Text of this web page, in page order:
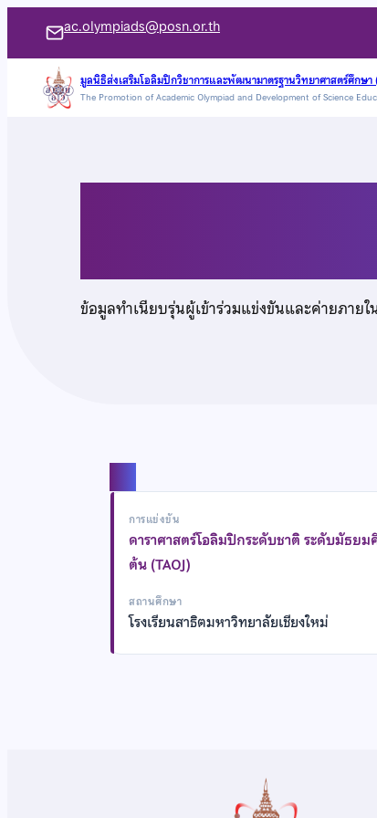
เนื้อหา
ac.olympiads@posn.or.th
มูลนิธิส่งเสริมโอลิมปิกวิชาการและพัฒนามาตรฐานวิทยาศาสตร์ศึกษา
The Promotion of Academic Olympiad and Development of Science
ข้อมูลทำเนียบรุ่นผู้เข้าร่วมแข่งขันและค่ายภาย
การแข่งขัน
ดาราศาสตร์โอลิมปิกระดับชาติ ระดับมัธย
ต้น (TAOJ)
สถานศึกษา
โรงเรียนสาธิตมหาวิทยาลัยเชียงใหม่